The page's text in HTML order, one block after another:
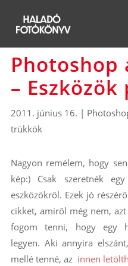
Photoshop
– Eszközök
2011. június 16. |
trükkök
Nagyon remélem, hogy
kép:) Csak szeretnék
eszközökről. Ezek jó
cikket, amiről még nem,
fogom tenni, hogy egy
legyen. Aki annyira
mellé tenné, az innen